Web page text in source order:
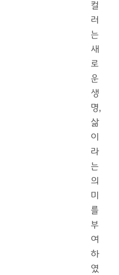
컬
러
는
새
로
운
생
명,
삶
이
라
는
의
미
를
부
여
하
였